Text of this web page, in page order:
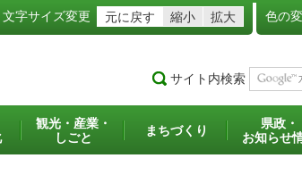
文字サイズ変更 元に戻す 縮小 拡大 色の
サイト内検索
観光・産業・
しごと
まちづくり
県政・
お知らせ